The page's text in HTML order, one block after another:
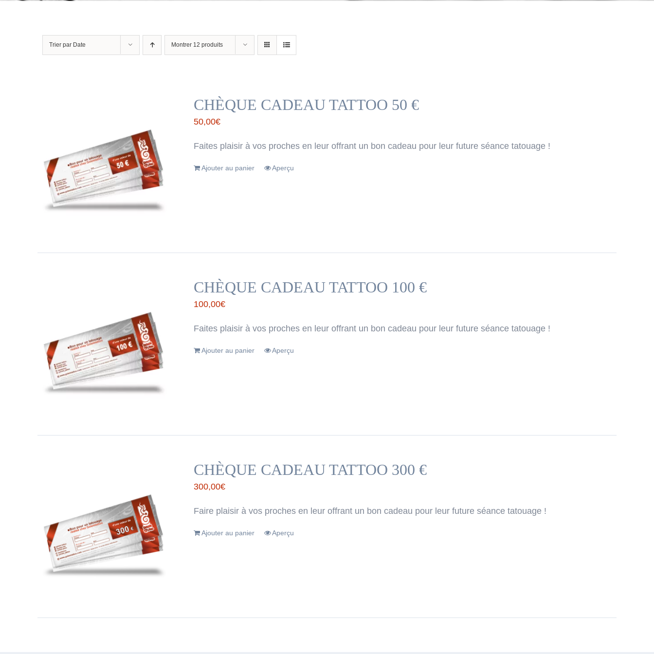
Trier par Date Montrer 12 produits
CHÈQUE CADEAU TATTOO 50 €
50,00€
Faites plaisir à vos proches en leur offrant un bon cadeau pour leur future séance tatouage !
Ajouter au panier Aperçu
CHÈQUE CADEAU TATTOO 100 €
100,00€
Faites plaisir à vos proches en leur offrant un bon cadeau pour leur future séance tatouage !
Ajouter au panier Aperçu
CHÈQUE CADEAU TATTOO 300 €
300,00€
Faire plaisir à vos proches en leur offrant un bon cadeau pour leur future séance tatouage !
Ajouter au panier Aperçu